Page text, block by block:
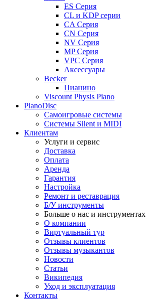
ES Серия
CL и KDP серии
CA Серия
CN Серия
NV Серия
MP Серия
VPC Серия
Аксессуары
Becker
Пианино
Viscount Physis Piano
PianoDisc
Самоигровые системы
Системы Silent и MIDI
Клиентам
Услуги и сервис
Доставка
Оплата
Аренда
Гарантия
Настройка
Ремонт и реставрация
Б/У инструменты
Больше о нас и инструментах
О компании
Виртуальный тур
Отзывы клиентов
Отзывы музыкантов
Новости
Статьи
Википедия
Уход и эксплуатация
Контакты